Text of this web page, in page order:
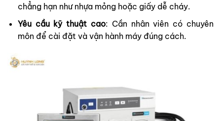
chẳng hạn như nhựa mỏng hoặc giấy dễ cháy.
Yêu cầu kỹ thuật cao: Cần nhân viên có chuyên
môn để cài đặt và vận hành máy đúng cách.